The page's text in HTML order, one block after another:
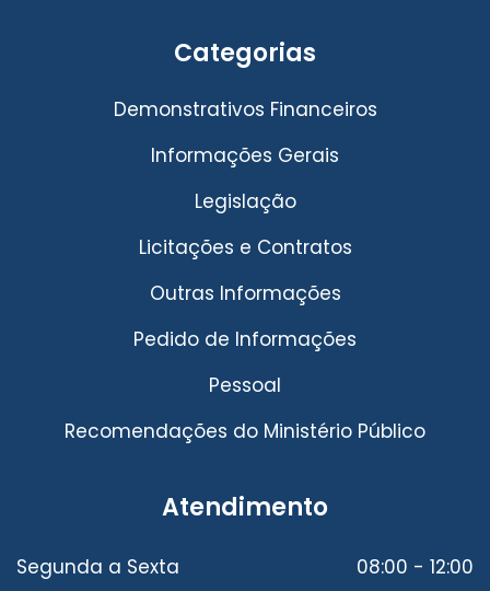
Categorias
Demonstrativos Financeiros
Informações Gerais
Legislação
Licitações e Contratos
Outras Informações
Pedido de Informações
Pessoal
Recomendações do Ministério Público
Atendimento
Segunda a Sexta 08:00 - 12:00